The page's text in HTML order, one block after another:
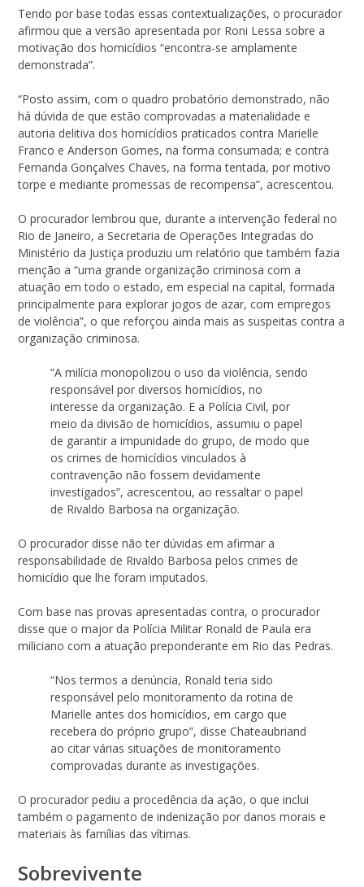
Tendo por base todas essas contextualizações, o procurador
afirmou que a versão apresentada por Roni Lessa sobre a
motivação dos homicídios “encontra-se amplamente
demonstrada”.
“Posto assim, com o quadro probatório demonstrado, não
há dúvida de que estão comprovadas a materialidade e
autoria delitiva dos homicídios praticados contra Marielle
Franco e Anderson Gomes, na forma consumada; e contra
Fernanda Gonçalves Chaves, na forma tentada, por motivo
torpe e mediante promessas de recompensa”, acrescentou.
O procurador lembrou que, durante a intervenção federal no
Rio de Janeiro, a Secretaria de Operações Integradas do
Ministério da Justiça produziu um relatório que também fazia
menção a “uma grande organização criminosa com a
atuação em todo o estado, em especial na capital, formada
principalmente para explorar jogos de azar, com empregos
de violência”, o que reforçou ainda mais as suspeitas contra a
organização criminosa.
“A milícia monopolizou o uso da violência, sendo
responsável por diversos homicídios, no
interesse da organização. E a Polícia Civil, por
meio da divisão de homicídios, assumiu o papel
de garantir a impunidade do grupo, de modo que
os crimes de homicídios vinculados à
contravenção não fossem devidamente
investigados”, acrescentou, ao ressaltar o papel
de Rivaldo Barbosa na organização.
O procurador disse não ter dúvidas em afirmar a
responsabilidade de Rivaldo Barbosa pelos crimes de
homicídio que lhe foram imputados.
Com base nas provas apresentadas contra, o procurador
disse que o major da Polícia Militar Ronald de Paula era
miliciano com a atuação preponderante em Rio das Pedras.
“Nos termos a denúncia, Ronald teria sido
responsável pelo monitoramento da rotina de
Marielle antes dos homicídios, em cargo que
recebera do próprio grupo”, disse Chateaubriand
ao citar várias situações de monitoramento
comprovadas durante as investigações.
O procurador pediu a procedência da ação, o que inclui
também o pagamento de indenização por danos morais e
materiais às famílias das vítimas.
Sobrevivente